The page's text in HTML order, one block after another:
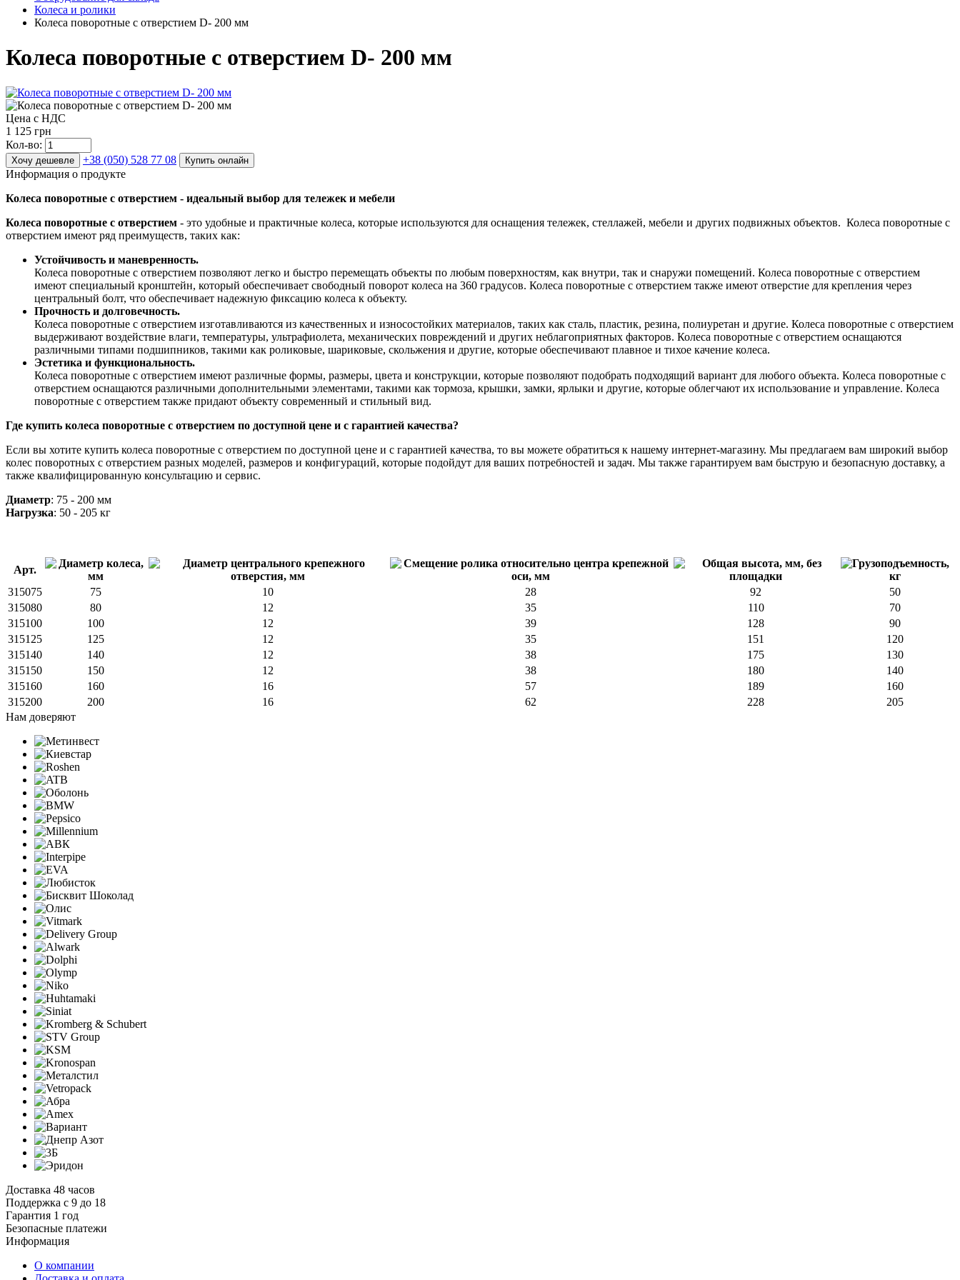
Колеса и ролики
Колеса поворотные с отверстием D- 200 мм
Колеса поворотные с отверстием D- 200 мм
Цена с НДС
1 125 грн
Кол-во:
Хочу дешевле +38 (050) 528 77 08 Купить онлайн
Информация о продукте
Колеса поворотные с отверстием - идеальный выбор для тележек и мебели
Колеса поворотные с отверстием - это удобные и практичные колеса, которые используются для оснащения тележек, стеллажей, мебели и других подвижных объектов. Колеса поворотные с
отверстием имеют ряд преимуществ, таких как:
Устойчивость и маневренность.
Колеса поворотные с отверстием позволяют легко и быстро перемещать объекты по любым поверхностям, как внутри, так и снаружи помещений. Колеса поворотные с отверстием
имеют специальный кронштейн, который обеспечивает свободный поворот колеса на 360 градусов. Колеса поворотные с отверстием также имеют отверстие для крепления через
центральный болт, что обеспечивает надежную фиксацию колеса к объекту.
Прочность и долговечность.
Колеса поворотные с отверстием изготавливаются из качественных и износостойких материалов, таких как сталь, пластик, резина, полиуретан и другие. Колеса поворотные с отверстием
выдерживают воздействие влаги, температуры, ультрафиолета, механических повреждений и других неблагоприятных факторов. Колеса поворотные с отверстием оснащаются
различными типами подшипников, такими как роликовые, шариковые, скольжения и другие, которые обеспечивают плавное и тихое качение колеса.
Эстетика и функциональность.
Колеса поворотные с отверстием имеют различные формы, размеры, цвета и конструкции, которые позволяют подобрать подходящий вариант для любого объекта. Колеса поворотные с
отверстием оснащаются различными дополнительными элементами, такими как тормоза, крышки, замки, ярлыки и другие, которые облегчают их использование и управление. Колеса
поворотные с отверстием также придают объекту современный и стильный вид.
Где купить колеса поворотные с отверстием по доступной цене и с гарантией качества?
Если вы хотите купить колеса поворотные с отверстием по доступной цене и с гарантией качества, то вы можете обратиться к нашему интернет-магазину. Мы предлагаем вам широкий выбор
колес поворотных с отверстием разных моделей, размеров и конфигураций, которые подойдут для ваших потребностей и задач. Мы также гарантируем вам быструю и безопасную доставку, а
также квалифицированную консультацию и сервис.
Диаметр: 75 - 200 мм
Нагрузка: 50 - 205 кг
Арт.
315075
75 10 28 92
50
315080
80 12 35 110
70
315100
100 12 39 128
90
315125
125 12 35 151
120
315140
140 12 38 175
130
315150
150 12 38 180
140
315160
160 16 57 189
160
315200
200 16 62 228
205
Нам доверяют
Доставка 48 часов
Поддержка с 9 до 18
Гарантия 1 год
Безопасные платежи
Информация
О компании